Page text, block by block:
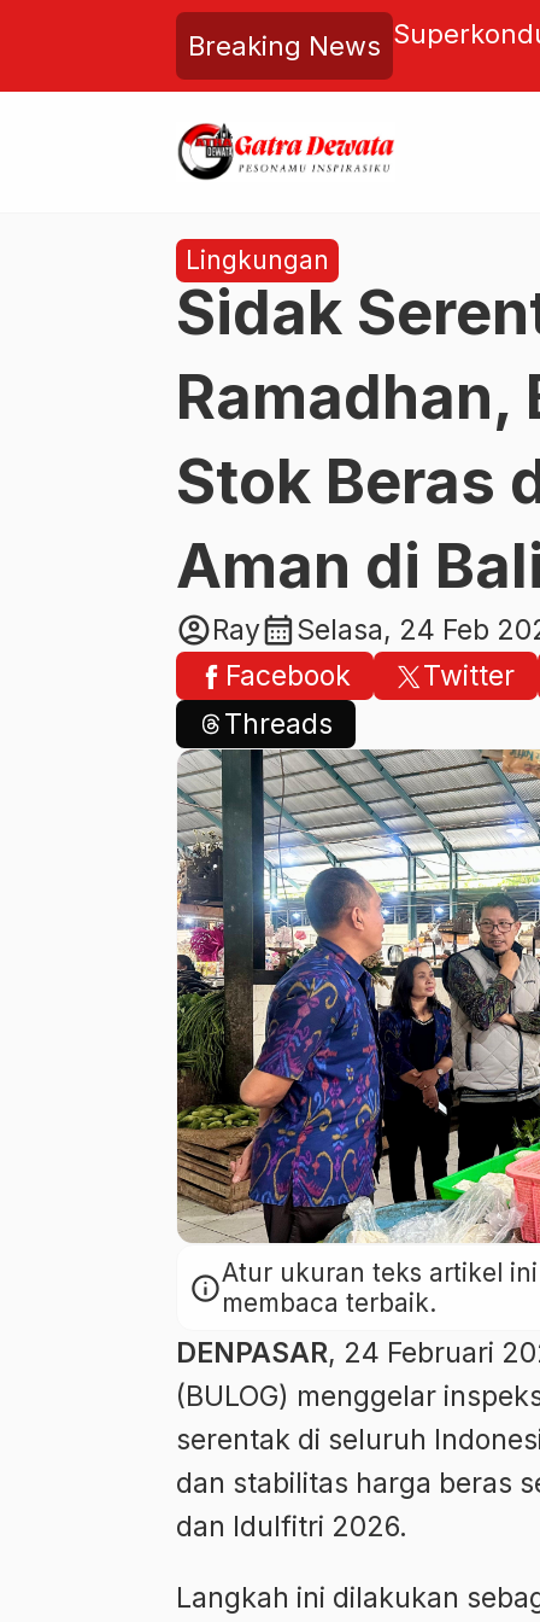
Breaking News
Jadi Kunci Efisiensi
Dukung Target Ambisius
Finlandia
Lingkungan
Sidak
Ramadhan,
Stok Beras
Aman di Bali
account_circleRaycalendar_monthSelasa, 24 Feb
Facebook
Twitter
Threads
infoAtur ukuran teks artikel
membaca terbaik.
DENPASAR, 24 Februari
(BULOG) menggelar
serentak di seluruh
dan stabilitas harga beras
dan Idulfitri 2026.
Langkah ini dilakukan